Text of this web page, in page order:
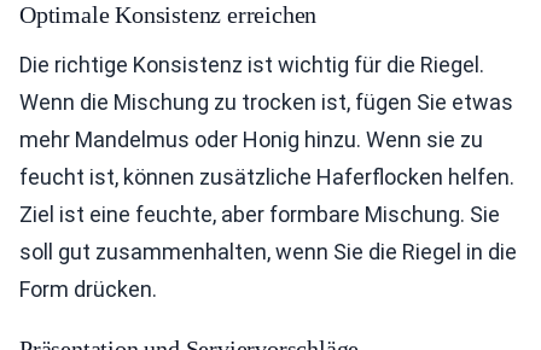
Optimale Konsistenz erreichen
Die richtige Konsistenz ist wichtig für die Riegel.
Wenn die Mischung zu trocken ist, fügen Sie etwas
mehr Mandelmus oder Honig hinzu. Wenn sie zu
feucht ist, können zusätzliche Haferflocken helfen.
Ziel ist eine feuchte, aber formbare Mischung. Sie
soll gut zusammenhalten, wenn Sie die Riegel in die
Form drücken.